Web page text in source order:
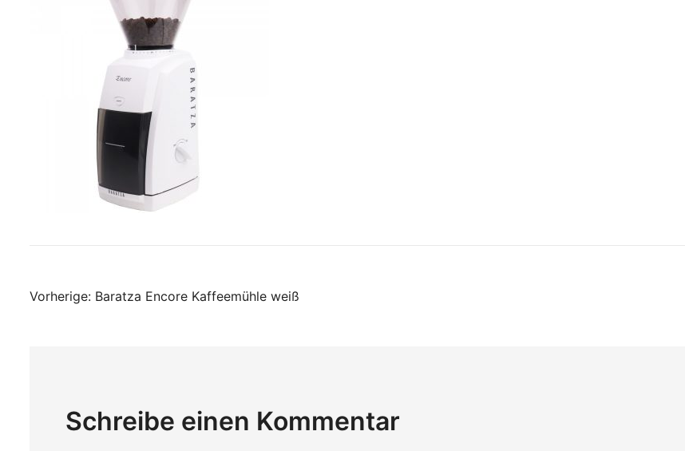
Beitragsnavigation
Vorherige: Baratza Encore Kaffeemühle weiß
Schreibe einen Kommentar